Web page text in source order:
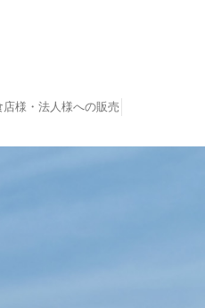
店様・法人様への販売